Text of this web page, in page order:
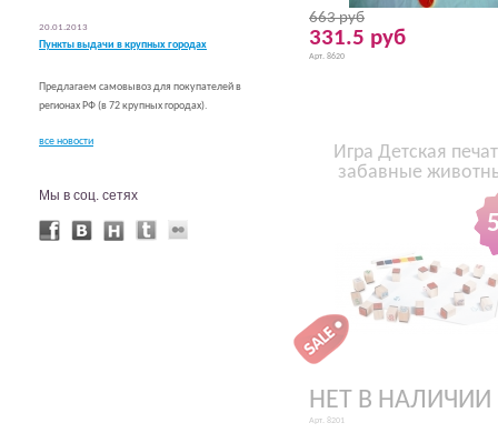
20.01.2013
Пункты выдачи в крупных городах
Предлагаем самовывоз для покупателей в
регионах РФ (в 72 крупных городах).
все новости
Мы в соц. сетях
663 руб
331.5 руб
Арт. 8620
Игра Детская
забавные
НЕТ В НАЛИЧИИ
Арт. 8201